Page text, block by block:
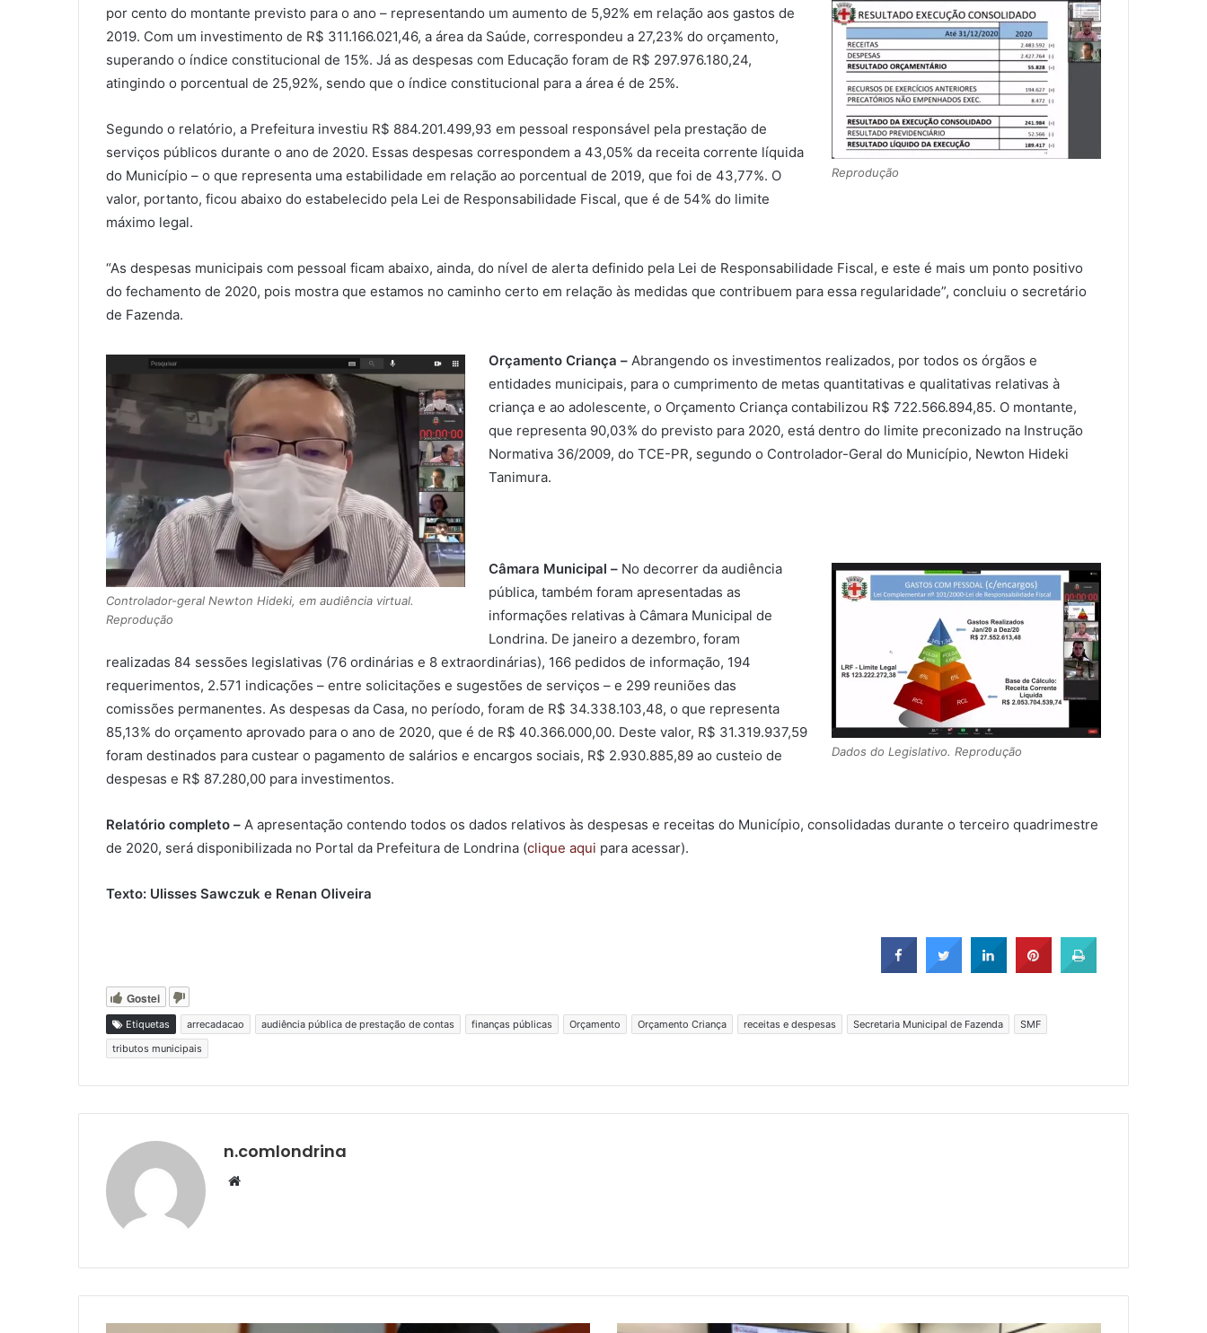
Reprodução
por cento do montante previsto para o ano – representando um aumento de 5,92% em relação aos gastos de
2019. Com um investimento de R$ 311.166.021,46, a área da Saúde, correspondeu a 27,23% do orçamento,
superando o índice constitucional de 15%. Já as despesas com Educação foram de R$ 297.976.180,24,
atingindo o porcentual de 25,92%, sendo que o índice constitucional para a área é de 25%.
Segundo o relatório, a Prefeitura investiu R$ 884.201.499,93 em pessoal responsável pela prestação de
serviços públicos durante o ano de 2020. Essas despesas correspondem a 43,05% da receita corrente líquida
do Município – o que representa uma estabilidade em relação ao porcentual de 2019, que foi de 43,77%. O
valor, portanto, ficou abaixo do estabelecido pela Lei de Responsabilidade Fiscal, que é de 54% do limite
máximo legal.
“As despesas municipais com pessoal ficam abaixo, ainda, do nível de alerta definido pela Lei de Responsabilidade Fiscal, e este é mais um ponto positivo
do fechamento de 2020, pois mostra que estamos no caminho certo em relação às medidas que contribuem para essa regularidade”, concluiu o secretário
de Fazenda.
Controlador-geral Newton Hideki, em audiência virtual.
Reprodução
Orçamento Criança –Abrangendo os investimentos realizados, por todos os órgãos e
entidades municipais, para o cumprimento de metas quantitativas e qualitativas relativas à
criança e ao adolescente, o Orçamento Criança contabilizou R$ 722.566.894,85. O montante,
que representa 90,03% do previsto para 2020, está dentro do limite preconizado na Instrução
Normativa 36/2009, do TCE-PR, segundo o Controlador-Geral do Município, Newton Hideki
Tanimura.
Dados do Legislativo. Reprodução
Câmara Municipal – No decorrer da audiência
pública, também foram apresentadas as
informações relativas à Câmara Municipal de
Londrina. De janeiro a dezembro, foram
realizadas 84 sessões legislativas (76 ordinárias e 8 extraordinárias), 166 pedidos de informação, 194
requerimentos, 2.571 indicações – entre solicitações e sugestões de serviços – e 299 reuniões das
comissões permanentes. As despesas da Casa, no período, foram de R$ 34.338.103,48, o que representa
85,13% do orçamento aprovado para o ano de 2020, que é de R$ 40.366.000,00. Deste valor, R$ 31.319.937,59
foram destinados para custear o pagamento de salários e encargos sociais, R$ 2.930.885,89 ao custeio de
despesas e R$ 87.280,00 para investimentos.
Relatório completo – A apresentação contendo todos os dados relativos às despesas e receitas do Município, consolidadas durante o terceiro quadrimestre
de 2020, será disponibilizada no Portal da Prefeitura de Londrina (clique aqui para acessar).
Texto: Ulisses Sawczuk e Renan Oliveira
Gostei
Etiquetas arrecadacao audiência pública de prestação de contas finanças públicas Orçamento Orçamento Criança receitas e despesas Secretaria Municipal de Fazenda
SMF
tributos municipais
n.comlondrina
Website